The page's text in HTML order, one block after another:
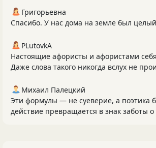
Григорьевна
Спасибо. У нас дома на земле был
PLutоvkА
Настоящие афористы и афористами
Даже слова такого никогда вслух не
Михаил Палецкий
Эти формулы — не суеверие, а поэтика
действие превращается в знак заботы